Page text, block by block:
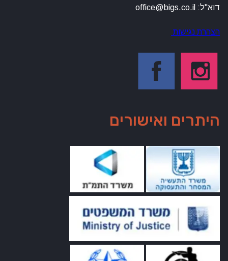
דוא"ל: office@bigs.co.il
הצהרת נגישות
היתרים ואישורים